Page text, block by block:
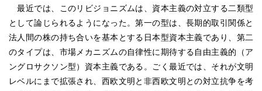
最近では、このリビジョニズムは、資本主義の対立する二類型
として論じられるようになった。第一の型は、長期的取引関係と
法人間の株の持ち合いを基本とする日本型資本主義であり、第二
のタイプは、市場メカニズムの自律性に期待する自由主義的（ア
ングロサクソン型）資本主義である。ごく最近では、それが文明
レベルにまで拡張され、西欧文明と非西欧文明との対立抗争を考